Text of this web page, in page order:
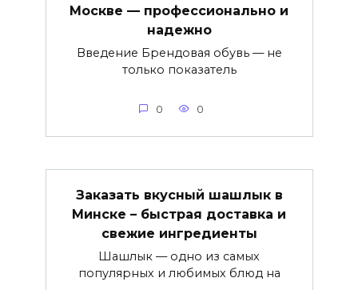
Москве — профессионально и
надежно
Введение Брендовая обувь — не
только показатель
0 0
Заказать вкусный шашлык в
Минске – быстрая доставка и
свежие ингредиенты
Шашлык — одно из самых
популярных и любимых блюд на